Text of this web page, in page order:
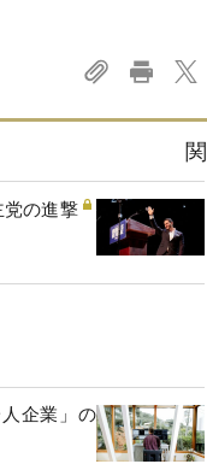
党の進撃
企業」の